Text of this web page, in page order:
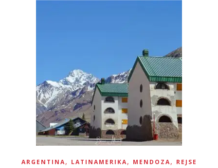
ARGENTINA, LATINAMERIKA, MENDOZA, REJSE